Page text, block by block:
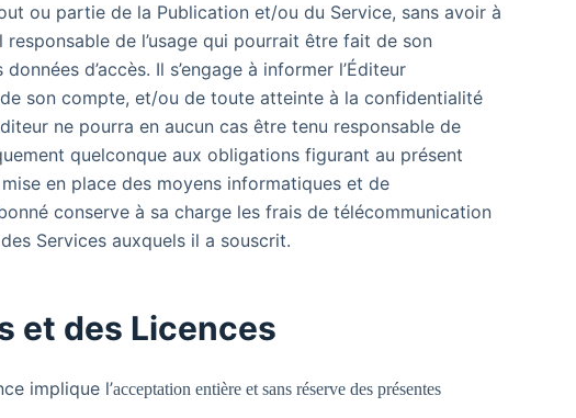
ou partie de la Publication et/ou du Service, sans avoir à
responsable de l’usage qui pourrait être fait de son
d’accès. Il s’engage à informer l’Éditeur
son compte, et/ou de toute atteinte à la confidentialité
ne pourra en aucun cas être tenu responsable de
quelconque aux obligations figurant au présent
en place des moyens informatiques et de
conserve à sa charge les frais de télécommunication
Services auxquels il a souscrit.
et des Licences
implique l’acceptation entière et sansréserve des présentes